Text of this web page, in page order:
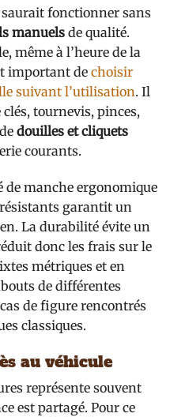
fonctionner sans
manuels de qualité.
même à l’heure de la
important de choisir
suivant l’utilisation. Il
tournevis, pinces,
douilles et cliquets
courants.
de manche ergonomique
garantit un
La durabilité évite un
donc les frais sur le
métriques et en
de différentes
de figure rencontrés
classiques.
au véhicule
représente souvent
est partagé. Pour ce